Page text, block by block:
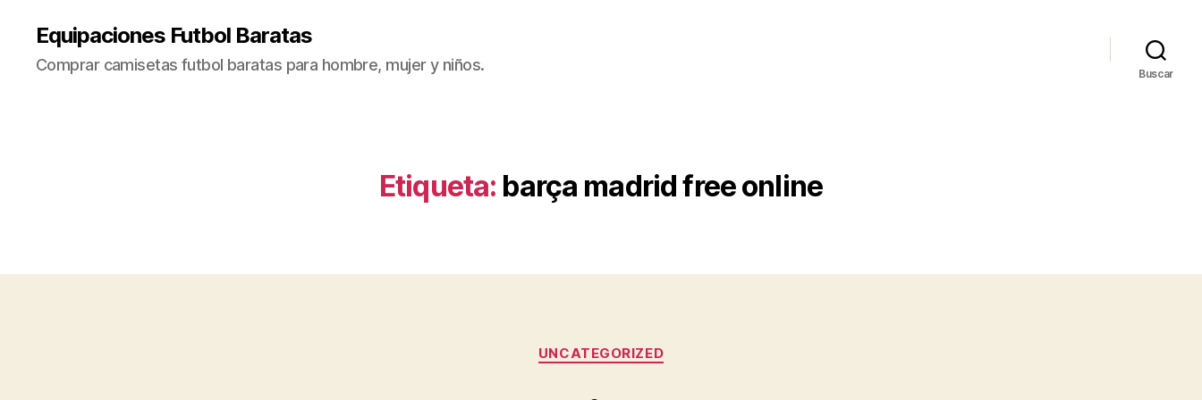
Equipaciones Futbol Baratas
Comprar camisetas futbol baratas para hombre, mujer y niños. Buscar
Etiqueta: barça madrid free online
Categorías
UNCATEGORIZED